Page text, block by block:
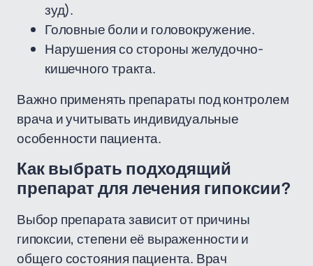
зуд).
Головные боли и головокружение.
Нарушения со стороны желудочно-
кишечного тракта.
Важно применять препараты под контролем
врача и учитывать индивидуальные
особенности пациента.
Как выбрать подходящий
препарат для лечения гипоксии?
Выбор препарата зависит от причины
гипоксии, степени её выраженности и
общего состояния пациента. Врач